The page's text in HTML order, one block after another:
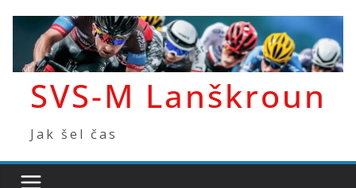
Přeskočit
obsah
SVS-M Lanškroun
Jak šel čas